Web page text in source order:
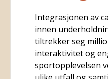
Integrasjonen av
innen
tiltrekker seg
interaktivitet og
sportopplevelsen